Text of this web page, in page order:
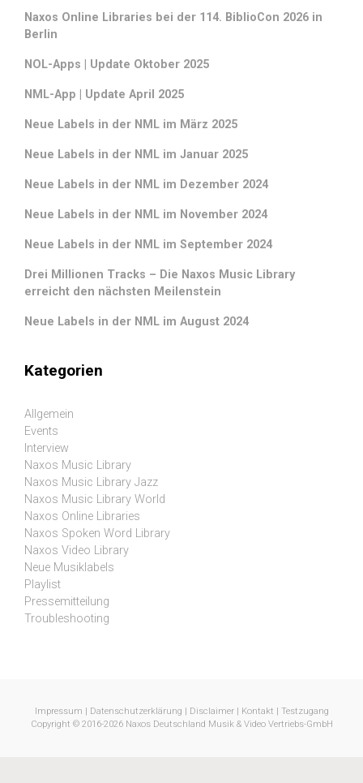
Naxos Online Libraries bei der 114. BiblioCon 2026 in
Berlin
NOL-Apps | Update Oktober 2025
NML-App | Update April 2025
Neue Labels in der NML im März 2025
Neue Labels in der NML im Januar 2025
Neue Labels in der NML im Dezember 2024
Neue Labels in der NML im November 2024
Neue Labels in der NML im September 2024
Drei Millionen Tracks – Die Naxos Music Library
erreicht den nächsten Meilenstein
Neue Labels in der NML im August 2024
Kategorien
Allgemein
Events
Interview
Naxos Music Library
Naxos Music Library Jazz
Naxos Music Library World
Naxos Online Libraries
Naxos Spoken Word Library
Naxos Video Library
Neue Musiklabels
Playlist
Pressemitteilung
Troubleshooting
Impressum Datenschutzerklärung Disclaimer| Kontakt
Testzugang
Copyright © 2016-2026 Naxos Deutschland Musik & Video Vertriebs-GmbH